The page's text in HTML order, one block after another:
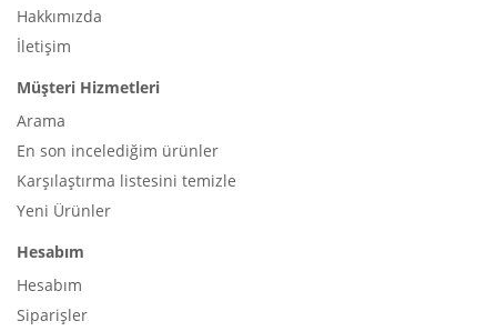
Hakkımızda
İletişim
Müşteri Hizmetleri
Arama
En son incelediğim ürünler
Karşılaştırma listesini temizle
Yeni Ürünler
Hesabım
Hesabım
Siparişler